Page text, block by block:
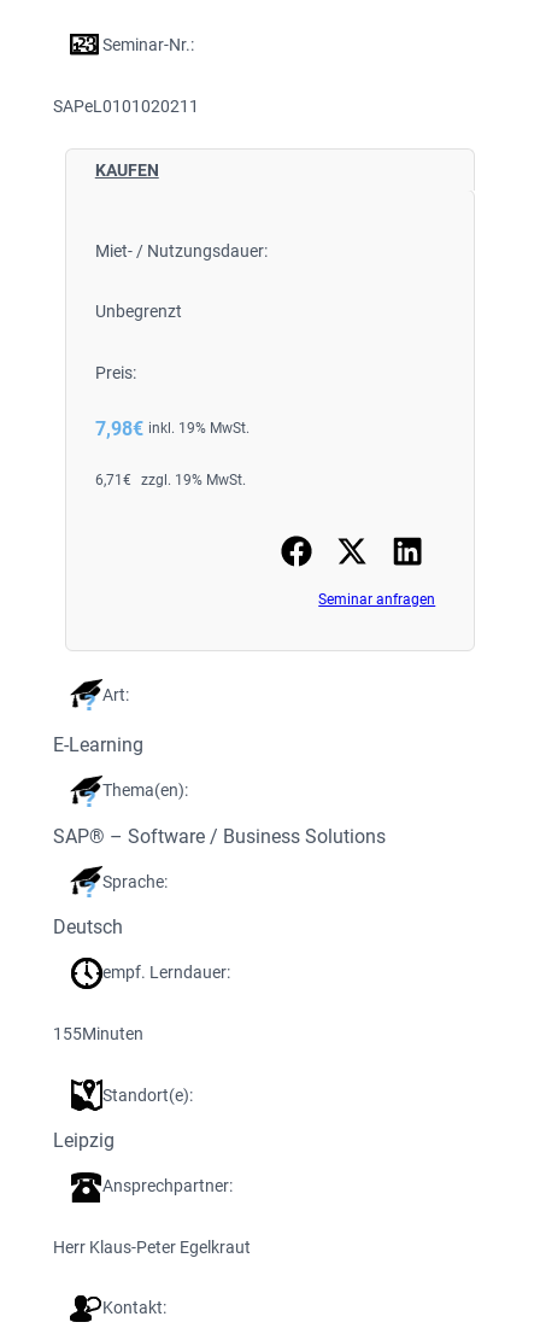
Seminar-Nr.:
SAPeL0101020211
KAUFEN
Miet- / Nutzungsdauer:
Unbegrenzt
Preis:
7,98€ inkl. 19% MwSt.
6,71 € zzgl. 19% MwSt.
Seminar anfragen
Art:
E-Learning
Thema(en):
SAP® – Software / Business Solutions
Sprache:
Deutsch
empf. Lerndauer:
155Minuten
Standort(e):
Leipzig
Ansprechpartner:
Herr Klaus-Peter Egelkraut
Kontakt: